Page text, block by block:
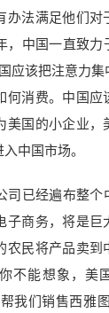
办法满足他们对
，中国一直致力
应该把注意力
何消费。中国应
国的小企业，
中国市场。
司已经遍布整个
子商务，将是巨
农民将产品卖
不能想象，美
我们销售西雅